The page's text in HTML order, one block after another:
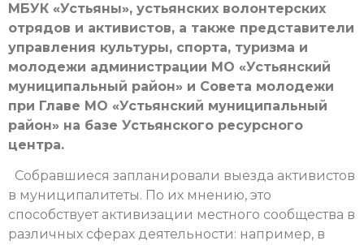
МБУК «Устьяны», устьянских волонтерских
отрядов и активистов, а также представители
управления культуры, спорта, туризма и
молодежи администрации МО «Устьянский
муниципальный район» и Совета молодежи
при Главе МО «Устьянский муниципальный
район» на базе Устьянского ресурсного
центра.
Собравшиеся запланировали выезда активистов
в муниципалитеты. По их мнению, это
способствует активизации местного сообщества в
различных сферах деятельности: например, в